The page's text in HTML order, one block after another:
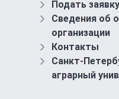
Подать заявку
Сведения об
организации
Контакты
Санкт-
аграрный